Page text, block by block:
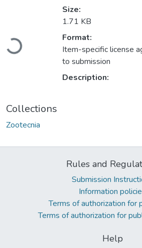
Loading...
Size:
1.71 KB
Format:
Item-specific license
to submission
Description:
Collections
Zootecnia
Rules and
Submission
Information
Terms of authorization for
Terms of authorization for
Help